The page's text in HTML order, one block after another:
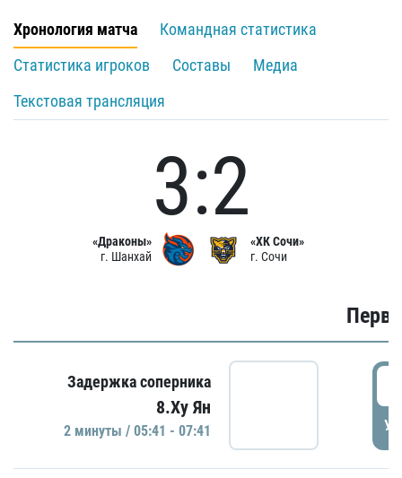
Хронология матча
Командная статистика
Статистика игроков
Составы
Медиа
Текстовая трансляция
«Драконы»
г. Шанхай
3:2
«ХК Сочи»
г. Сочи
Задержка соперника
8.Ху Ян
2 минуты / 05:41 - 07:41